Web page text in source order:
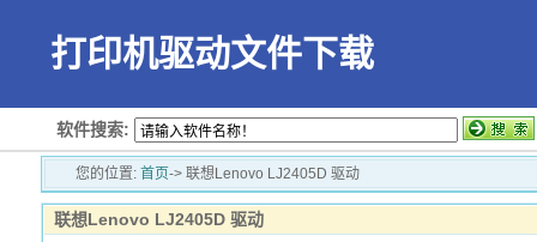
打印机驱动文件下载
软件搜索:
您的位置:首页-> 联想Lenovo LJ2405D 驱动
联想Lenovo LJ2405D 驱动